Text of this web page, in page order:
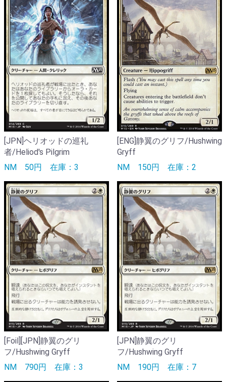
[JPN]ヘリオッドの巡礼
者/Heliod's Pilgrim
NM 50円 在庫：3
[ENG]静翼のグリフ/Hushwing
Gryff
NM 150円 在庫：2
[Foil][JPN]静翼のグリ
フ/Hushwing Gryff
NM 790円 在庫：3
[JPN]静翼のグリ
フ/Hushwing Gryff
NM 190円 在庫：7